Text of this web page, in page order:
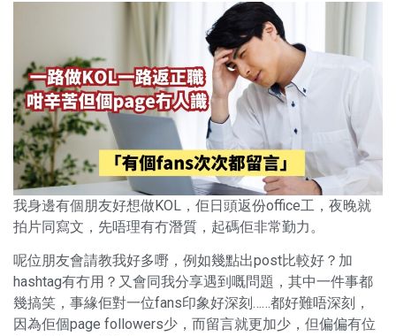
我身邊有個朋友好想做KOL，佢日頭返份office工，夜晚就
拍片同寫文，先唔理有冇潛質，起碼佢非常勤力。
呢位朋友會請教我好多嘢，例如幾點出post比較好？加
hashtag有冇用？又會同我分享遇到嘅問題，其中一件事都
幾搞笑，事緣佢對一位fans印象好深刻……都好難唔深刻，
因為佢個page followers少，而留言就更加少，但偏偏有位